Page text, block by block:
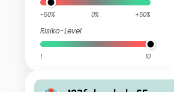
-50% 0% +50%
Risiko-Level
1 10